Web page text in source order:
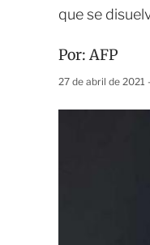
que se
Por:AFP
27 de abril de 2021